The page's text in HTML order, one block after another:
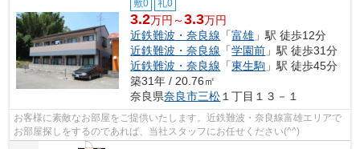
敷0 礼0
3.2万円～3.3万円
近鉄難波・奈良線 「富雄 」駅 徒歩12分
近鉄難波・奈良線 「学園前 」駅 徒歩31分
近鉄難波・奈良線 「東生駒 」駅 徒歩45分
築31年 / 20.76㎡
奈良県奈良市三松１丁目１３－１
お客様に素敵なお部屋をご提供いたします。近鉄難波・奈良線富雄エリアで
お部屋探しをするのであれば、当社スタッフにお任せください(^^)